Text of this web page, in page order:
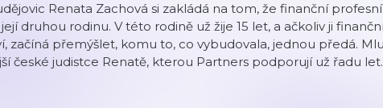
Renata Zachová si zakládá na tom, že finanční profesní
druhou rodinu. V této rodině už žije 15 let, a ačkoliv ji
začíná přemýšlet, komu to, co vybudovala, jednou předá.
české judistce Renatě, kterou Partners podporují už řadu let.